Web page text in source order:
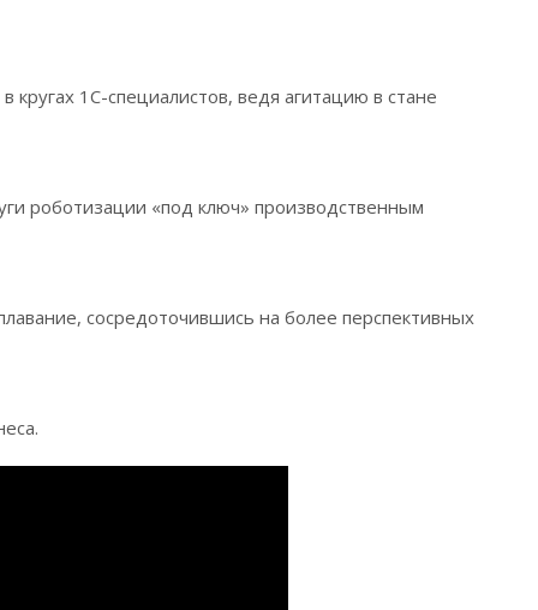
кругах 1С-специалистов, ведя агитацию в стане
роботизации «под ключ» производственным
сосредоточившись на более перспективных